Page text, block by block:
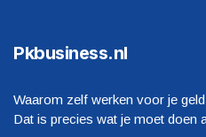
Pkbusiness.nl
Waarom zelf werken voor je
Dat is precies wat je moet doen